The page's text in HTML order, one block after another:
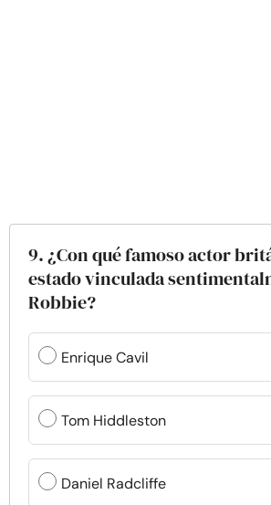
9. ¿Con qué famoso actor
estado vinculada
Robbie?
Enrique Cavil
Tom Hiddleston
Daniel Radcliffe